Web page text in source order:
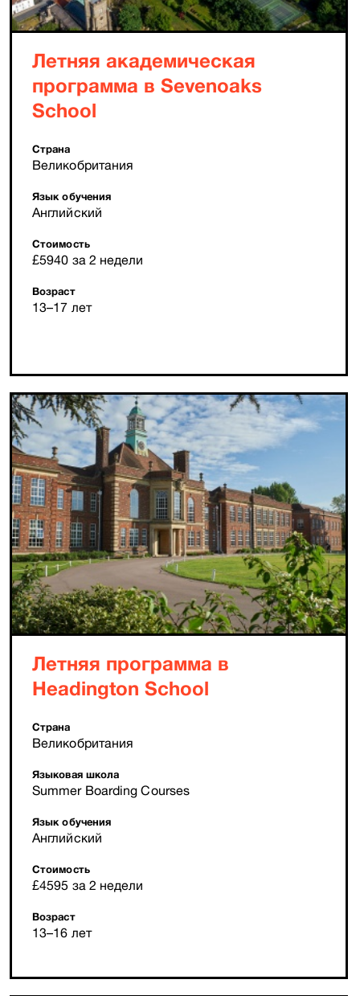
Летняя академическая
программа в Sevenoaks
School
Страна
Великобритания
Язык обучения
Английский
Стоимость
£5940 за 2 недели
Возраст
13–17 лет
Летняя программа в
Headington School
Страна
Великобритания
Языковая школа
Summer Boarding Courses
Язык обучения
Английский
Стоимость
£4595 за 2 недели
Возраст
13–16 лет